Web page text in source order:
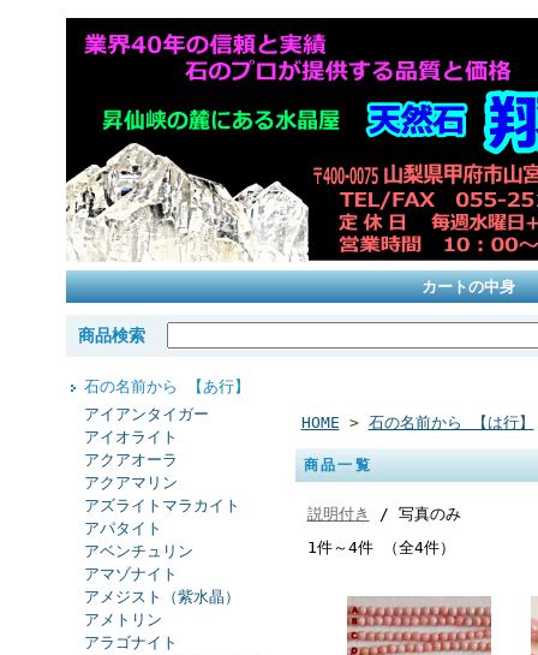
カートの中身
商品検索
石の名前から 【あ行】
アイアンタイガー
アイオライト
アクアオーラ
アクアマリン
アズライトマラカイト
アパタイト
アベンチュリン
アマゾナイト
アメジスト（紫水晶）
アメトリン
アラゴナイト
HOME > 石の名前から 【は行】
商品一覧
説明付き
/ 写真のみ
1件～4件 （全4件）